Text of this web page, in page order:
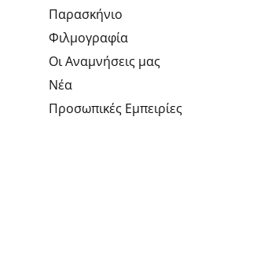
Παρασκήνιο
Φιλμογραφία
Οι Αναμνήσεις μας
Νέα
Προσωπικές Εμπειρίες